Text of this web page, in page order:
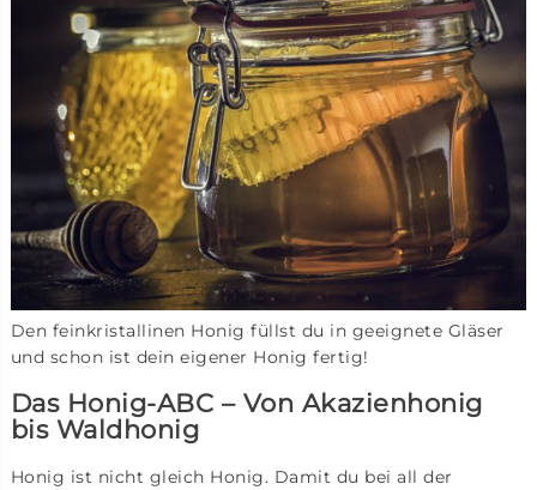
Den feinkristallinen Honig füllst du in geeignete Gläser
und schon ist dein eigener Honig fertig!
Das Honig-ABC – Von Akazienhonig
bis Waldhonig
Honig ist nicht gleich Honig. Damit du bei all der